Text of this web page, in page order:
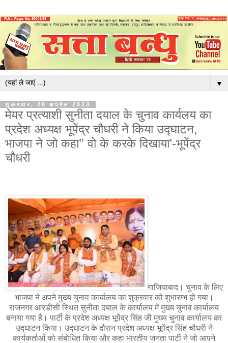
▼
शुक्रवार, 28 अप्रैल 2023
मेयर प्रत्याशी सुनीता दयाल के चुनाव कार्यलय का
प्रदेश अध्यक्ष भूपेंद्र चौधरी ने किया उद्घाटन,
भाजपा ने जो कहा’‛ वो के करके दिखाया’-भूपेंद्र
चौधरी
गाजियाबाद। चुनाव के लिए
भाजपा ने अपने मुख्य चुनाव कार्यालय का शुक्रवार को शुभारम्भ हो गया।
राजनगर आरडीसी स्थित सुनीता दयाल के कार्यालय में मुख्य चुनाव कार्यालय
बनाया गया है। पार्टी के प्रदेश अध्यक्ष भूपेंद्र सिंह जी मुख्य चुनाव कार्यालय का
उद्घाटन किया। उद्घाटन के दौरान प्रदेश अध्यक्ष भूपेंद्र सिंह चौधरी ने
कार्यकर्ताओं को संबोधित किया और कहा भारतीय जनता पार्टी ने जो आपने